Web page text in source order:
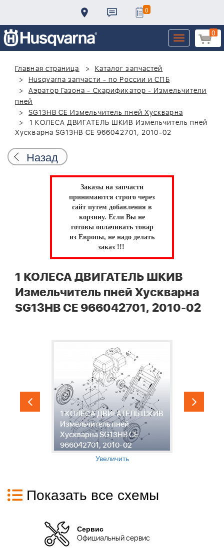
0
0
Toggle
navigation
Главная страница
Каталог запчастей
Husqvarna запчасти - по России и СПБ
Аэратор Газона - Скарификатор - Измельчители
пней
SG13HB CE Измельчитель пней Хускварна
1 КОЛЕСА ДВИГАТЕЛЬ ШКИВ Измельчитель пней
Хускварна SG13HB CE 966042701, 2010-02
Назад
Заказы на запчасти
принимаются строго через
сайт путем добавления в
корзину. Если Вы не
готовы оплачивать товар
из Европы, не надо делать
заказ !!!
1 КОЛЕСА ДВИГАТЕЛЬ ШКИВ
Измельчитель пней Хускварна
SG13HB CE 966042701, 2010-02
1 КОЛЕСА ДВИГАТЕЛЬ ШКИВ
Измельчитель пней
Хускварна SG13HB CE
966042701, 2010-02
Увеличить
Показать все схемы
Сервис
Официальный сервис